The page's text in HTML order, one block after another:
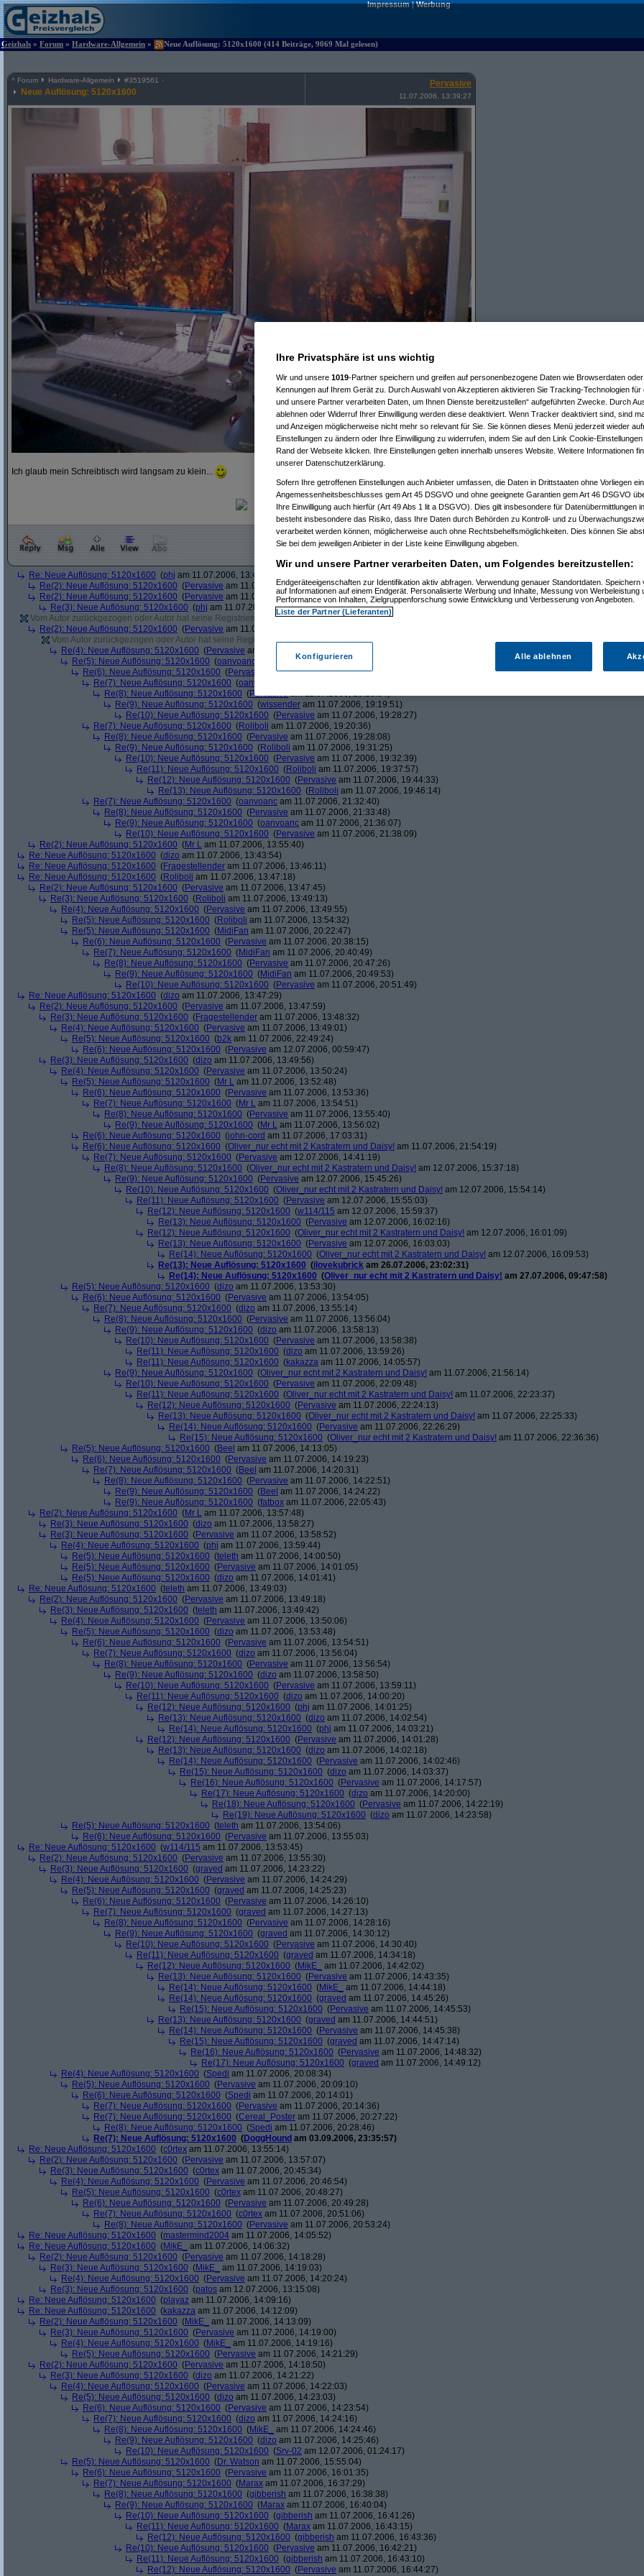
Impressum|Werbung
Geizhals » Forum » Hardware-Allgemein » Neue Auflösung: 5120x1600 (414 Beiträge, 9069 Mal gelesen)
^ Forum Hardware-Allgemein #3519561
Neue Auflösung: 5120x1600
Pervasive
11.07.2006, 13:39:27
Ich glaub mein Schreibtisch wird langsam zu klein...
Re: Neue Auflösung: 5120x1600 (phj am 11.07.2006, 13:40:39)
Re(2): Neue Auflösung: 5120x1600 (Pervasive am 11.07.2006, 13:41:12)
Re(2): Neue Auflösung: 5120x1600 (Pervasive am 11.07.2006, 13:51:49)
Re(3): Neue Auflösung: 5120x1600 (phj am 11.07.2006, 13:52:12)
Vom Autor zurückgezogen oder Autor hat seine Registrierung nicht bestätigt(Nagelfaram 11.07.2006, 13:41:09)
Re(2): Neue Auflösung: 5120x1600 (Pervasive am 11.07.2006, 13:41:43)
Vom Autor zurückgezogen oder Autor hat seine Registrierung nicht bestätigt(Nagelfar
Re(4): Neue Auflösung: 5120x1600 (Pervasive am 11.07.2006, 13:43:22)
Re(5): Neue Auflösung: 5120x1600 (oanvoanc
am 11.07.2006, 19:06:23)
Re(6): Neue Auflösung: 5120x1600 (Pervasive
am 11.07.2006, 19:16:41)
Re(7): Neue Auflösung: 5120x1600 (oanvoanc
Re(8): Neue Auflösung: 5120x1600 (Pervasiveam 11.07.2006, 19:18:54)
Re(9): Neue Auflösung: 5120x1600 (wissender am 11.07.2006, 19:19:51)
Re(10): Neue Auflösung: 5120x1600 (Pervasive am 11.07.2006, 19:28:27)
Re(7): Neue Auflösung: 5120x1600 (Roliboli am 11.07.2006, 19:20:36)
Re(8): Neue Auflösung: 5120x1600 (Pervasive am 11.07.2006, 19:28:08)
Re(9): Neue Auflösung: 5120x1600 (Roliboli am 11.07.2006, 19:31:25)
Re(10): Neue Auflösung: 5120x1600 (Pervasive am 11.07.2006, 19:32:39)
Re(11): Neue Auflösung: 5120x1600 (Roliboli am 11.07.2006, 19:37:57)
Re(12): Neue Auflösung: 5120x1600 (Pervasive am 11.07.2006, 19:44:33)
Re(13): Neue Auflösung: 5120x1600 (Roliboli am 11.07.2006, 19:46:14)
Re(7): Neue Auflösung: 5120x1600 (oanvoanc am 11.07.2006, 21:32:40)
Re(8): Neue Auflösung: 5120x1600 (Pervasive am 11.07.2006, 21:33:48)
Re(9): Neue Auflösung: 5120x1600 (oanvoanc am 11.07.2006, 21:36:07)
Re(10): Neue Auflösung: 5120x1600 (Pervasive am 11.07.2006, 21:38:09)
Re(2): Neue Auflösung: 5120x1600 (Mr L am 11.07.2006, 13:55:40)
Re: Neue Auflösung: 5120x1600 (dizo am 11.07.2006, 13:43:54)
Re: Neue Auflösung: 5120x1600 (Fragestellender am 11.07.2006, 13:46:11)
Re: Neue Auflösung: 5120x1600 (Roliboli am 11.07.2006, 13:47:18)
Re(2): Neue Auflösung: 5120x1600 (Pervasive am 11.07.2006, 13:47:45)
Re(3): Neue Auflösung: 5120x1600 (Roliboli am 11.07.2006, 13:49:13)
Re(4): Neue Auflösung: 5120x1600 (Pervasive am 11.07.2006, 13:49:55)
Re(5): Neue Auflösung: 5120x1600 (Roliboli am 11.07.2006, 13:54:32)
Re(5): Neue Auflösung: 5120x1600 (MidiFan am 11.07.2006, 20:22:47)
Re(6): Neue Auflösung: 5120x1600 (Pervasive am 11.07.2006, 20:38:15)
Re(7): Neue Auflösung: 5120x1600 (MidiFan am 11.07.2006, 20:40:49)
Re(8): Neue Auflösung: 5120x1600 (Pervasive am 11.07.2006, 20:47:26)
Re(9): Neue Auflösung: 5120x1600 (MidiFan am 11.07.2006, 20:49:53)
Re(10): Neue Auflösung: 5120x1600 (Pervasive am 11.07.2006, 20:51:49)
Re: Neue Auflösung: 5120x1600 (dizo am 11.07.2006, 13:47:29)
Re(2): Neue Auflösung: 5120x1600 (Pervasive am 11.07.2006, 13:47:59)
Re(3): Neue Auflösung: 5120x1600 (Fragestellender am 11.07.2006, 13:48:32)
Re(4): Neue Auflösung: 5120x1600 (Pervasive am 11.07.2006, 13:49:01)
Re(5): Neue Auflösung: 5120x1600 (b2k am 11.07.2006, 22:49:24)
Re(6): Neue Auflösung: 5120x1600 (Pervasive am 12.07.2006, 00:59:47)
Re(3): Neue Auflösung: 5120x1600 (dizo am 11.07.2006, 13:49:56)
Re(4): Neue Auflösung: 5120x1600 (Pervasive am 11.07.2006, 13:50:24)
Re(5): Neue Auflösung: 5120x1600 (Mr L am 11.07.2006, 13:52:48)
Re(6): Neue Auflösung: 5120x1600 (Pervasive am 11.07.2006, 13:53:36)
Re(7): Neue Auflösung: 5120x1600 (Mr L am 11.07.2006, 13:54:51)
Re(8): Neue Auflösung: 5120x1600 (Pervasive am 11.07.2006, 13:55:40)
Re(9): Neue Auflösung: 5120x1600 (Mr L am 11.07.2006, 13:56:02)
Re(6): Neue Auflösung: 5120x1600 (john-cord am 11.07.2006, 17:03:31)
Re(6): Neue Auflösung: 5120x1600 (Oliver_nur echt mit 2 Kastratern und Daisy! am 11.07.2006, 21:54:19)
Re(7): Neue Auflösung: 5120x1600 (Pervasive am 12.07.2006, 14:41:19)
Re(8): Neue Auflösung: 5120x1600 (Oliver_nur echt mit 2 Kastratern und Daisy! am 12.07.2006, 15:37:18)
Re(9): Neue Auflösung: 5120x1600 (Pervasive am 12.07.2006, 15:45:26)
Re(10): Neue Auflösung: 5120x1600 (Oliver_nur echt mit 2 Kastratern und Daisy! am 12.07.2006, 15:54:14)
Re(11): Neue Auflösung: 5120x1600 (Pervasive am 12.07.2006, 15:55:03)
Re(12): Neue Auflösung: 5120x1600 (w114/115 am 12.07.2006, 15:59:37)
Re(13): Neue Auflösung: 5120x1600 (Pervasive am 12.07.2006, 16:02:16)
Re(12): Neue Auflösung: 5120x1600 (Oliver_nur echt mit 2 Kastratern und Daisy! am 12.07.2006, 16:01:09)
Re(13): Neue Auflösung: 5120x1600 (Pervasive am 12.07.2006, 16:03:03)
Re(14): Neue Auflösung: 5120x1600 (Oliver_nur echt mit 2 Kastratern und Daisy! am 12.07.2006, 16:09:53)
Re(13): Neue Auflösung: 5120x1600 (ilovekubrick am 26.07.2006, 23:02:31)
Re(14): Neue Auflösung: 5120x1600 (Oliver_nur echt mit 2 Kastratern und Daisy! am 27.07.2006, 09:47:58)
Re(5): Neue Auflösung: 5120x1600 (dizo am 11.07.2006, 13:53:30)
Re(6): Neue Auflösung: 5120x1600 (Pervasive am 11.07.2006, 13:54:05)
Re(7): Neue Auflösung: 5120x1600 (dizo am 11.07.2006, 13:55:14)
Re(8): Neue Auflösung: 5120x1600 (Pervasive am 11.07.2006, 13:56:04)
Re(9): Neue Auflösung: 5120x1600 (dizo am 11.07.2006, 13:58:13)
Re(10): Neue Auflösung: 5120x1600 (Pervasive am 11.07.2006, 13:58:38)
Re(11): Neue Auflösung: 5120x1600 (dizo am 11.07.2006, 13:59:26)
Re(11): Neue Auflösung: 5120x1600 (kakazza am 11.07.2006, 14:05:57)
Re(9): Neue Auflösung: 5120x1600 (Oliver_nur echt mit 2 Kastratern und Daisy! am 11.07.2006, 21:56:14)
Re(10): Neue Auflösung: 5120x1600 (Pervasive am 11.07.2006, 22:09:48)
Re(11): Neue Auflösung: 5120x1600 (Oliver_nur echt mit 2 Kastratern und Daisy! am 11.07.2006, 22:23:37)
Re(12): Neue Auflösung: 5120x1600 (Pervasive am 11.07.2006, 22:24:13)
Re(13): Neue Auflösung: 5120x1600 (Oliver_nur echt mit 2 Kastratern und Daisy! am 11.07.2006, 22:25:33)
Re(14): Neue Auflösung: 5120x1600 (Pervasive am 11.07.2006, 22:26:29)
Re(15): Neue Auflösung: 5120x1600 (Oliver_nur echt mit 2 Kastratern und Daisy! am 11.07.2006, 22:36:36)
Re(5): Neue Auflösung: 5120x1600 (Beel am 11.07.2006, 14:13:05)
Re(6): Neue Auflösung: 5120x1600 (Pervasive am 11.07.2006, 14:19:23)
Re(7): Neue Auflösung: 5120x1600 (Beel am 11.07.2006, 14:20:31)
Re(8): Neue Auflösung: 5120x1600 (Pervasive am 11.07.2006, 14:22:51)
Re(9): Neue Auflösung: 5120x1600 (Beel am 11.07.2006, 14:24:22)
Re(9): Neue Auflösung: 5120x1600 (fatbox am 11.07.2006, 22:05:43)
Re(2): Neue Auflösung: 5120x1600 (Mr L am 11.07.2006, 13:57:48)
Re(3): Neue Auflösung: 5120x1600 (dizo am 11.07.2006, 13:58:27)
Re(3): Neue Auflösung: 5120x1600 (Pervasive am 11.07.2006, 13:58:52)
Re(4): Neue Auflösung: 5120x1600 (phj am 11.07.2006, 13:59:44)
Re(5): Neue Auflösung: 5120x1600 (teleth am 11.07.2006, 14:00:50)
Re(5): Neue Auflösung: 5120x1600 (Pervasive am 11.07.2006, 14:01:05)
Re(5): Neue Auflösung: 5120x1600 (dizo am 11.07.2006, 14:01:41)
Re: Neue Auflösung: 5120x1600 (teleth am 11.07.2006, 13:49:03)
Re(2): Neue Auflösung: 5120x1600 (Pervasive am 11.07.2006, 13:49:18)
Re(3): Neue Auflösung: 5120x1600 (teleth am 11.07.2006, 13:49:42)
Re(4): Neue Auflösung: 5120x1600 (Pervasive am 11.07.2006, 13:50:06)
Re(5): Neue Auflösung: 5120x1600 (dizo am 11.07.2006, 13:53:48)
Re(6): Neue Auflösung: 5120x1600 (Pervasive am 11.07.2006, 13:54:51)
Re(7): Neue Auflösung: 5120x1600 (dizo am 11.07.2006, 13:56:04)
Re(8): Neue Auflösung: 5120x1600 (Pervasive am 11.07.2006, 13:56:54)
Re(9): Neue Auflösung: 5120x1600 (dizo am 11.07.2006, 13:58:50)
Re(10): Neue Auflösung: 5120x1600 (Pervasive am 11.07.2006, 13:59:11)
Re(11): Neue Auflösung: 5120x1600 (dizo am 11.07.2006, 14:00:20)
Re(12): Neue Auflösung: 5120x1600 (phj am 11.07.2006, 14:01:25)
Re(13): Neue Auflösung: 5120x1600 (dizo am 11.07.2006, 14:02:54)
Re(14): Neue Auflösung: 5120x1600 (phj am 11.07.2006, 14:03:21)
Re(12): Neue Auflösung: 5120x1600 (Pervasive am 11.07.2006, 14:01:28)
Re(13): Neue Auflösung: 5120x1600 (dizo am 11.07.2006, 14:02:18)
Re(14): Neue Auflösung: 5120x1600 (Pervasive am 11.07.2006, 14:02:46)
Re(15): Neue Auflösung: 5120x1600 (dizo am 11.07.2006, 14:03:37)
Re(16): Neue Auflösung: 5120x1600 (Pervasive am 11.07.2006, 14:17:57)
Re(17): Neue Auflösung: 5120x1600 (dizo am 11.07.2006, 14:20:00)
Re(18): Neue Auflösung: 5120x1600 (Pervasive am 11.07.2006, 14:22:19)
Re(19): Neue Auflösung: 5120x1600 (dizo am 11.07.2006, 14:23:58)
Re(5): Neue Auflösung: 5120x1600 (teleth am 11.07.2006, 13:54:06)
Re(6): Neue Auflösung: 5120x1600 (Pervasive am 11.07.2006, 13:55:03)
Re: Neue Auflösung: 5120x1600 (w114/115 am 11.07.2006, 13:53:45)
Re(2): Neue Auflösung: 5120x1600 (Pervasive am 11.07.2006, 13:55:30)
Re(3): Neue Auflösung: 5120x1600 (graved am 11.07.2006, 14:23:22)
Re(4): Neue Auflösung: 5120x1600 (Pervasive am 11.07.2006, 14:24:29)
Re(5): Neue Auflösung: 5120x1600 (graved am 11.07.2006, 14:25:23)
Re(6): Neue Auflösung: 5120x1600 (Pervasive am 11.07.2006, 14:26:10)
Re(7): Neue Auflösung: 5120x1600 (graved am 11.07.2006, 14:27:13)
Re(8): Neue Auflösung: 5120x1600 (Pervasive am 11.07.2006, 14:28:16)
Re(9): Neue Auflösung: 5120x1600 (graved am 11.07.2006, 14:30:12)
Re(10): Neue Auflösung: 5120x1600 (Pervasive am 11.07.2006, 14:30:40)
Re(11): Neue Auflösung: 5120x1600 (graved am 11.07.2006, 14:34:18)
Re(12): Neue Auflösung: 5120x1600 (MikE_
am 11.07.2006, 14:42:02)
Re(13): Neue Auflösung: 5120x1600 (Pervasive am 11.07.2006, 14:43:35)
Re(14): Neue Auflösung: 5120x1600 (MikE_
am 11.07.2006, 14:44:18)
Re(14): Neue Auflösung: 5120x1600 (graved am 11.07.2006, 14:45:26)
Re(15): Neue Auflösung: 5120x1600 (Pervasive am 11.07.2006, 14:45:53)
Re(13): Neue Auflösung: 5120x1600 (graved am 11.07.2006, 14:44:51)
Re(14): Neue Auflösung: 5120x1600 (Pervasive am 11.07.2006, 14:45:38)
Re(15): Neue Auflösung: 5120x1600 (graved am 11.07.2006, 14:47:14)
Re(16): Neue Auflösung: 5120x1600 (Pervasive am 11.07.2006, 14:48:32)
Re(17): Neue Auflösung: 5120x1600 (graved am 11.07.2006, 14:49:12)
Re(4): Neue Auflösung: 5120x1600 (Spedi am 11.07.2006, 20:08:34)
Re(5): Neue Auflösung: 5120x1600 (Pervasive am 11.07.2006, 20:09:10)
Re(6): Neue Auflösung: 5120x1600 (Spedi am 11.07.2006, 20:14:01)
Re(7): Neue Auflösung: 5120x1600 (Pervasive am 11.07.2006, 20:14:36)
Re(7): Neue Auflösung: 5120x1600 (Cereal_Poster am 11.07.2006, 20:27:22)
Re(8): Neue Auflösung: 5120x1600 (Spedi am 11.07.2006, 20:28:46)
Re(7): Neue Auflösung: 5120x1600 (DoggHound am 03.09.2006, 23:35:57)
Re: Neue Auflösung: 5120x1600 (c0rtex am 11.07.2006, 13:55:14)
Re(2): Neue Auflösung: 5120x1600 (Pervasive am 11.07.2006, 13:57:07)
Re(3): Neue Auflösung: 5120x1600 (c0rtex am 11.07.2006, 20:45:34)
Re(4): Neue Auflösung: 5120x1600 (Pervasive am 11.07.2006, 20:46:54)
Re(5): Neue Auflösung: 5120x1600 (c0rtex am 11.07.2006, 20:48:27)
Re(6): Neue Auflösung: 5120x1600 (Pervasive am 11.07.2006, 20:49:28)
Re(7): Neue Auflösung: 5120x1600 (c0rtex am 11.07.2006, 20:51:06)
Re(8): Neue Auflösung: 5120x1600 (Pervasive am 11.07.2006, 20:53:24)
Re: Neue Auflösung: 5120x1600 (mastermind2004 am 11.07.2006, 14:05:52)
Re: Neue Auflösung: 5120x1600 (MikE_
am 11.07.2006, 14:06:32)
Re(2): Neue Auflösung: 5120x1600 (Pervasive am 11.07.2006, 14:18:28)
Re(3): Neue Auflösung: 5120x1600 (MikE_
am 11.07.2006, 14:19:03)
Re(4): Neue Auflösung: 5120x1600 (Pervasive am 11.07.2006, 14:20:24)
Re(3): Neue Auflösung: 5120x1600 (patos am 12.07.2006, 13:15:08)
Re: Neue Auflösung: 5120x1600 (playaz am 11.07.2006, 14:09:16)
Re: Neue Auflösung: 5120x1600 (kakazza am 11.07.2006, 14:12:09)
Re(2): Neue Auflösung: 5120x1600 (MikE_
am 11.07.2006, 14:13:09)
Re(3): Neue Auflösung: 5120x1600 (Pervasive am 11.07.2006, 14:19:00)
Re(4): Neue Auflösung: 5120x1600 (MikE_
am 11.07.2006, 14:19:16)
Re(5): Neue Auflösung: 5120x1600 (Pervasive am 11.07.2006, 14:21:29)
Re(2): Neue Auflösung: 5120x1600 (Pervasive am 11.07.2006, 14:18:50)
Re(3): Neue Auflösung: 5120x1600 (dizo am 11.07.2006, 14:21:22)
Re(4): Neue Auflösung: 5120x1600 (Pervasive am 11.07.2006, 14:22:03)
Re(5): Neue Auflösung: 5120x1600 (dizo am 11.07.2006, 14:23:03)
Re(6): Neue Auflösung: 5120x1600 (Pervasive am 11.07.2006, 14:23:54)
Re(7): Neue Auflösung: 5120x1600 (dizo am 11.07.2006, 14:24:16)
Re(8): Neue Auflösung: 5120x1600 (MikE_
am 11.07.2006, 14:24:46)
Re(9): Neue Auflösung: 5120x1600 (dizo am 11.07.2006, 14:25:46)
Re(10): Neue Auflösung: 5120x1600 (Srv-02 am 12.07.2006, 01:24:17)
Re(5): Neue Auflösung: 5120x1600 (Dr. Watson am 11.07.2006, 15:55:04)
Re(6): Neue Auflösung: 5120x1600 (Pervasive am 11.07.2006, 16:01:35)
Re(7): Neue Auflösung: 5120x1600 (Marax am 11.07.2006, 16:37:29)
Re(8): Neue Auflösung: 5120x1600 (gibberish am 11.07.2006, 16:38:38)
Re(9): Neue Auflösung: 5120x1600 (Marax am 11.07.2006, 16:40:04)
Re(10): Neue Auflösung: 5120x1600 (gibberish am 11.07.2006, 16:41:26)
Re(11): Neue Auflösung: 5120x1600 (Marax am 11.07.2006, 16:43:15)
Re(12): Neue Auflösung: 5120x1600 (gibberish am 11.07.2006, 16:43:36)
Re(10): Neue Auflösung: 5120x1600 (Pervasive am 11.07.2006, 16:42:21)
Re(11): Neue Auflösung: 5120x1600 (gibberish am 11.07.2006, 16:43:10)
Re(12): Neue Auflösung: 5120x1600 (Pervasive am 11.07.2006, 16:44:27)
Ihre Privatsphäre ist uns wichtig
Wir und unsere 1019-Partner speichern und greifen auf personenbezogene Daten wie Browserdaten
Kennungen auf Ihrem Gerät zu. Durch Auswahl von Akzeptieren aktivieren Sie Tracking-Technologien für
und unsere Partner verarbeiten Daten, um Ihnen Dienste bereitzustellen“ aufgeführten Zwecke. Durch
ablehnen oder Widerruf Ihrer Einwilligung werden diese deaktiviert. Wenn Tracker deaktiviert sind, sind
und Anzeigen möglicherweise nicht mehr so relevant für Sie. Sie können dieses Menü jederzeit wieder
Einstellungen zu ändern oder Ihre Einwilligung zu widerrufen, indem Sie auf den Link Cookie-
Rand der Webseite klicken. Ihre Einstellungen gelten innerhalb unseres Website. Weitere Informationen
unserer Datenschutzerklärung.
Sofern Ihre getroffenen Einstellungen auch Anbieter umfassen, die Daten in Drittstaaten ohne Vorliegen
Angemessenheitsbeschlusses gem Art 45 DSGVO und ohne geeignete Garantien gem Art 46 DSGVO
Ihre Einwilligung auch hierfür (Art 49 Abs 1 lit a DSGVO). Dies gilt insbesondere für Datenübermittlungen
besteht insbesondere das Risiko, dass Ihre Daten durch Behörden zu Kontroll- und zu
verarbeitet werden können, möglicherweise auch ohne Rechtsbehelfsmöglichkeiten. Dies können Sie
Sie bei dem jeweiligen Anbieter in der Liste keine Einwilligung abgeben.
Wir und unsere Partner verarbeiten Daten, um Folgendes bereitzustellen:
Endgeräteeigenschaften zur Identifikation aktiv abfragen. Verwendung genauer Standortdaten. Speichern
auf Informationen auf einem Endgerät. Personalisierte Werbung und Inhalte, Messung von Werbeleistung
Performance von Inhalten, Zielgruppenforschung sowie Entwicklung und Verbesserung von Angeboten.
Liste der Partner (Lieferanten)
Konfigurieren Alle ablehnen